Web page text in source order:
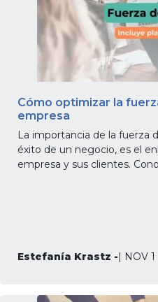
Cómo optimizar la
empresa
La importancia de la fuerza
éxito de un negocio, es el
empresa y sus clientes.
Estefanía Krastz -| NOV 1